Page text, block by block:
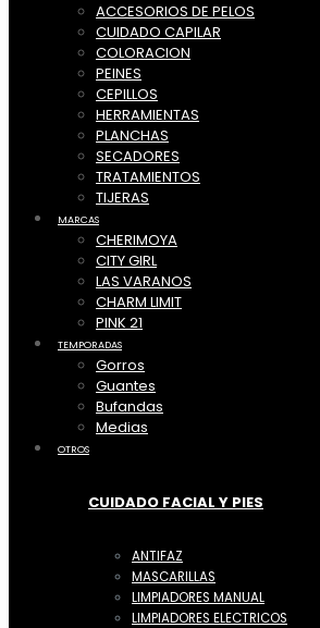
ACCESORIOS DE PELOS
CUIDADO CAPILAR
COLORACION
PEINES
CEPILLOS
HERRAMIENTAS
PLANCHAS
SECADORES
TRATAMIENTOS
TIJERAS
MARCAS
CHERIMOYA
CITY GIRL
LAS VARANOS
CHARM LIMIT
PINK 21
TEMPORADAS
Gorros
Guantes
Bufandas
Medias
OTROS
CUIDADO FACIAL Y PIES
ANTIFAZ
MASCARILLAS
LIMPIADORES MANUAL
LIMPIADORES ELECTRICOS